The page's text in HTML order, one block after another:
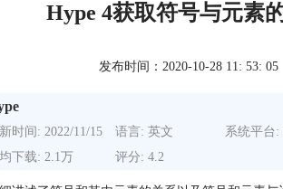
Hype 4获取符号与元素
发布时间：2020-10-28 11: 53: 05
时间: 2022/11/15 语言: 英文
系统平台:
下载: 2.1万
评分: 4.2